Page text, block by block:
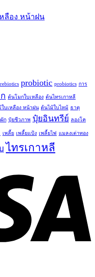
ลือง หน้าฝน
probiotic probiotics การ
ต้นโมกใบเหลือง ต้นไทรเกาหลี
ใบเหลือง หน้าฝน ต้นไม้ใบไหม้ ธาตุ
ก ปุ๋ยชีวภาพ ปุ๋ยอินทรีย์ ลองโค
เพลี้ย เพลี้ยแป้ง เพลี้ยไฟ แมลงเต่าทอง
ไทรเกาหลี